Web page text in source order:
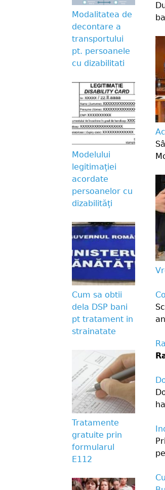
Modalitatea de
decontare a
transportului
pt. persoanele
cu dizabilitati
Modelului
legitimației
acordate
persoanelor cu
dizabilități
Cum sa obtii
dela DSP bani
pt tratament in
strainatate
Tratamente
gratuite prin
formularul
E112